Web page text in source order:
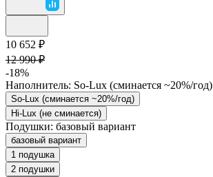
10 652 ₽
12 990 ₽
-18%
Наполнитель: So-Lux (cминается ~20%/год)
So-Lux (cминается ~20%/год)
Hi-Lux (не сминается)
Подушки: базовый вариант
базовый вариант
1 подушка
2 подушки